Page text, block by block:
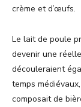
crème et d’œufs.
Le lait de poule
devenir une
découleraient
temps
composait de